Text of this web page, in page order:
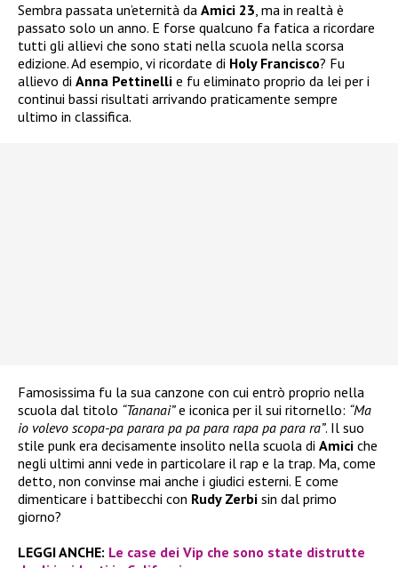
Sembra passata un’eternità da Amici 23, ma in realtà è
passato solo un anno. E forse qualcuno fa fatica a ricordare
tutti gli allievi che sono stati nella scuola nella scorsa
edizione. Ad esempio, vi ricordate di Holy Francisco? Fu
allievo di Anna Pettinelli e fu eliminato proprio da lei per i
continui bassi risultati arrivando praticamente sempre
ultimo in classifica.
Famosissima fu la sua canzone con cui entrò proprio nella
scuola dal titolo “Tananai”e iconica per il sui ritornello: “Ma
io volevo scopa-pa parara pa pa para rapa pa para ra”. Il suo
stile punk era decisamente insolito nella scuola di Amici che
negli ultimi anni vede in particolare il rap e la trap. Ma, come
detto, non convinse mai anche i giudici esterni. E come
dimenticare i battibecchi con Rudy Zerbi sin dal primo
giorno?
LEGGI ANCHE: Le case dei Vip che sono state distrutte